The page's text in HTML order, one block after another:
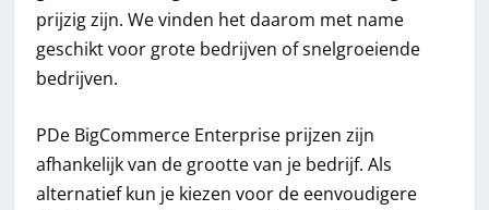
prijzig zijn. We vinden het daarom met name
geschikt voor grote bedrijven of snelgroeiende
bedrijven.
PDe BigCommerce Enterprise prijzen zijn
afhankelijk van de grootte van je bedrijf. Als
alternatief kun je kiezen voor de eenvoudigere